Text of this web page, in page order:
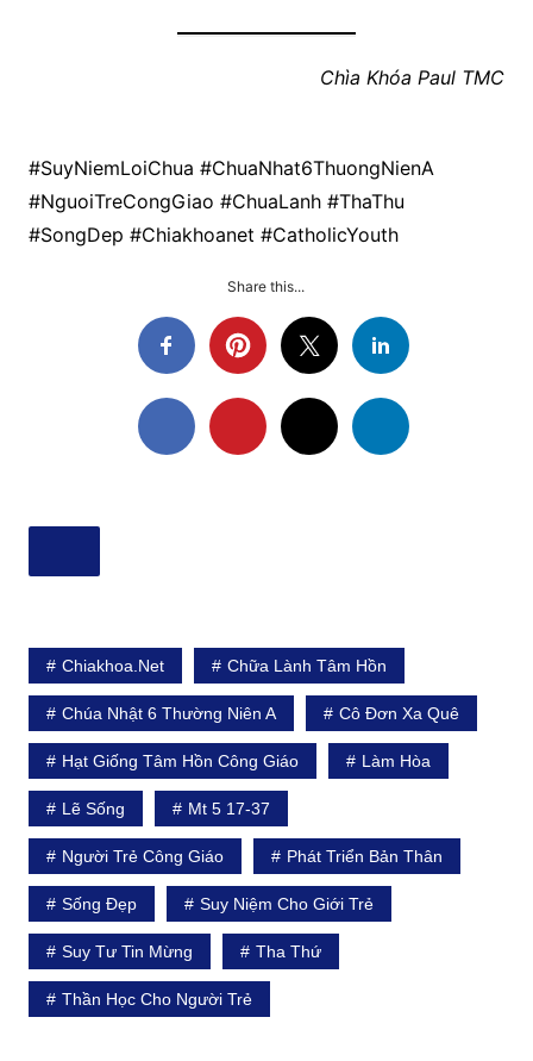
Chìa Khóa Paul TMC
#SuyNiemLoiChua #ChuaNhat6ThuongNienA
#NguoiTreCongGiao #ChuaLanh #ThaThu
#SongDep #Chiakhoanet #CatholicYouth
Share this...
Chiakhoa.net Chữa Lành Tâm Hồn
Chúa Nhật 6 Thường Niên A Cô Đơn Xa Quê
Hạt Giống Tâm Hồn Công Giáo Làm Hòa
Lẽ Sống Mt 5 17-37
Người Trẻ Công Giáo Phát Triển Bản Thân
Sống Đẹp Suy Niệm Cho Giới Trẻ
Suy Tư Tin Mừng Tha Thứ
Thần Học Cho Người Trẻ